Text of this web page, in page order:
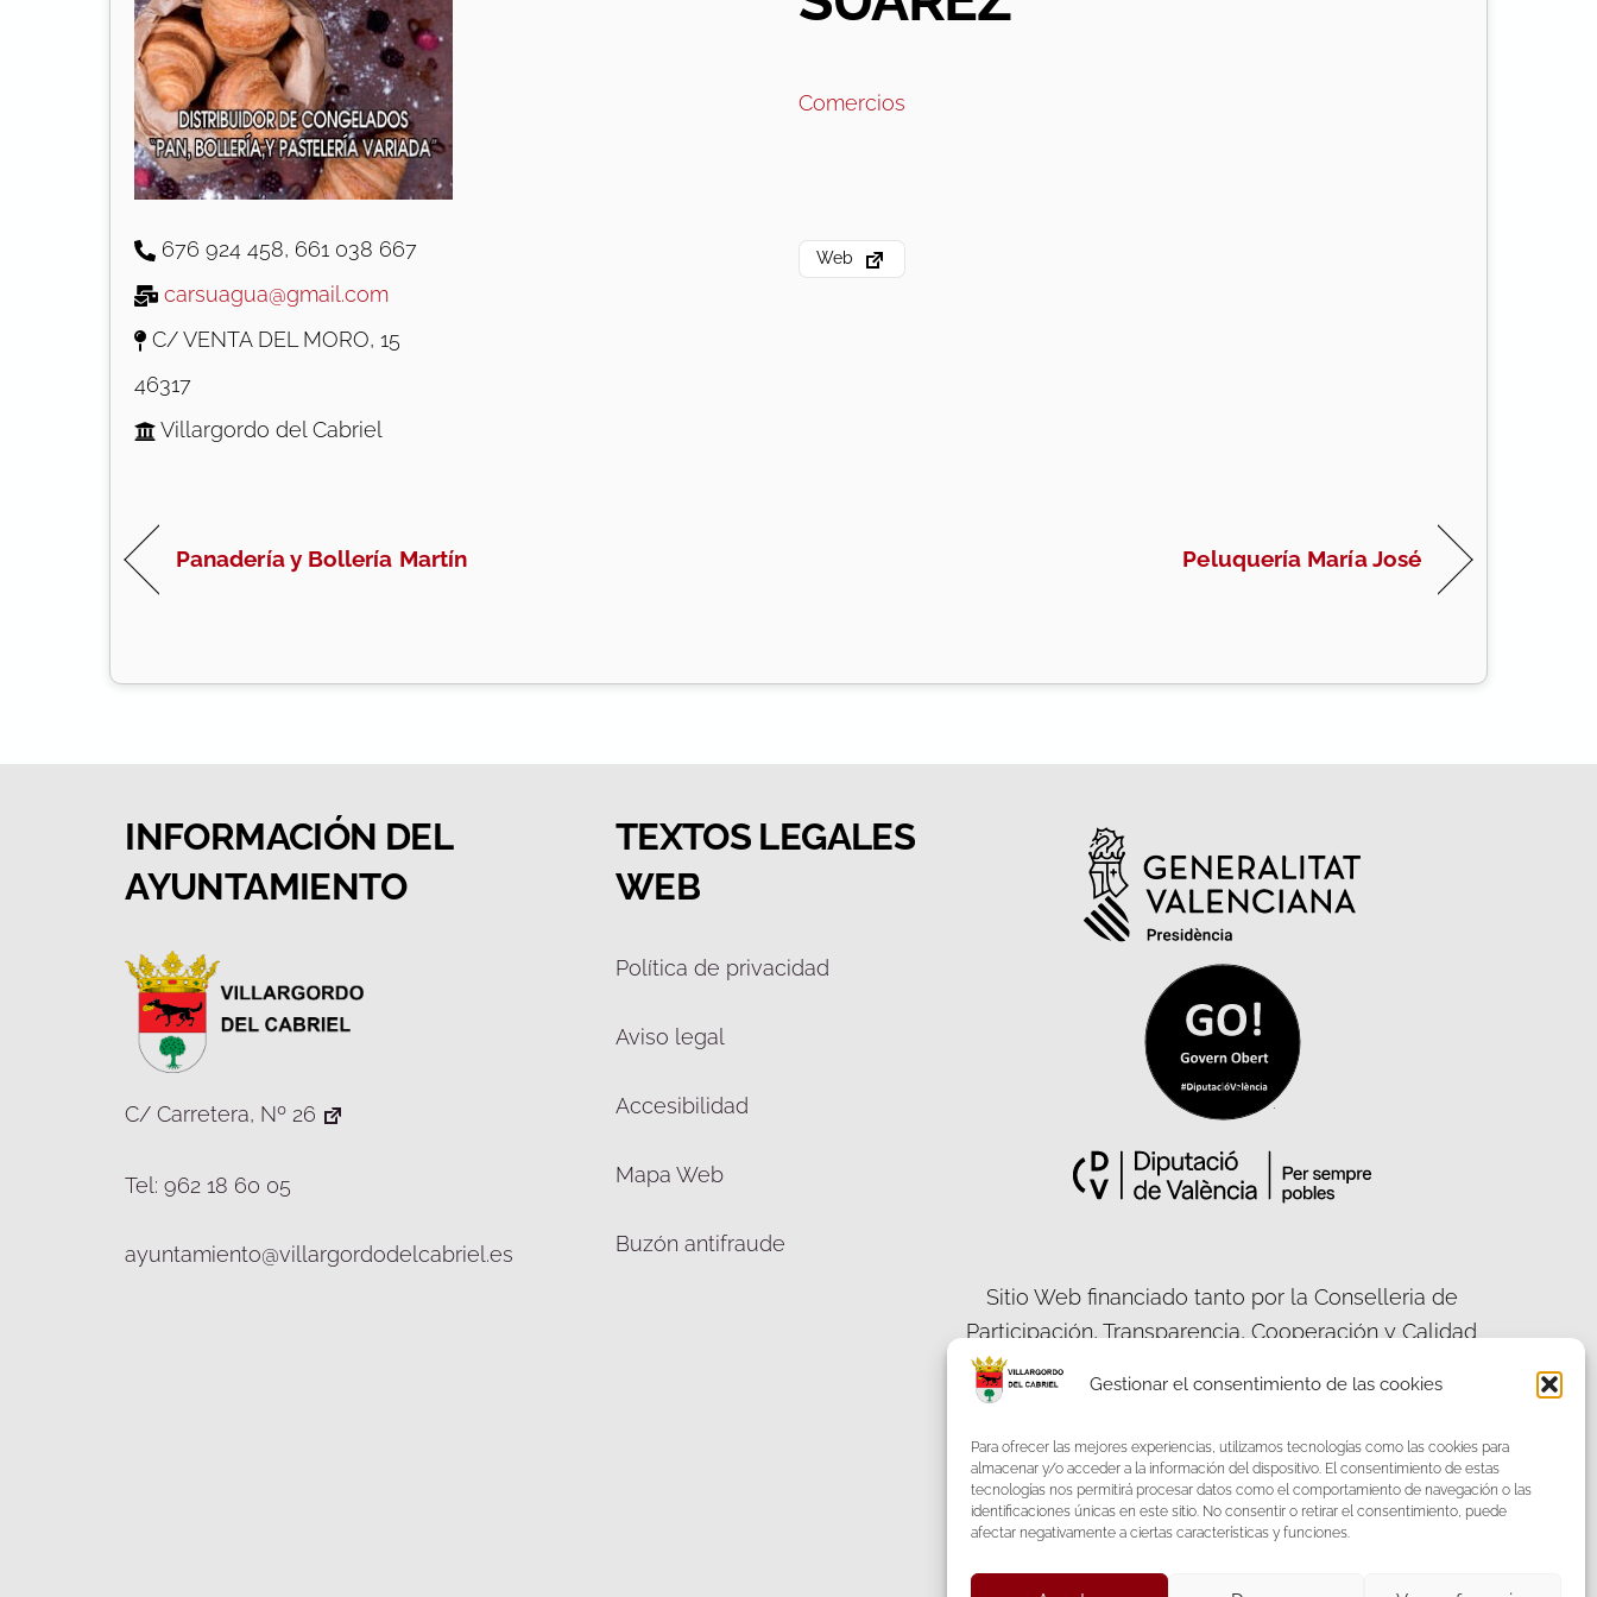
Gestionar el consentimiento de las cookies
Para ofrecer las mejores experiencias, utilizamos tecnologías como las cookies para
almacenar y/o acceder a la información del dispositivo. El consentimiento de estas
tecnologías nos permitirá procesar datos como el comportamiento de navegación o las
identificaciones únicas en este sitio. No consentir o retirar el consentimiento, puede
afectar negativamente a ciertas características y funciones.
Comercios
676 924 458, 661 038 667
carsuagua@gmail.com
C/ VENTA DEL MORO, 15
46317
Villargordo del Cabriel
Web
Panadería y Bollería Martín Peluquería María José
INFORMACIÓN DEL
AYUNTAMIENTO
C/ Carretera, Nº 26
Tel: 962 18 60 05
ayuntamiento@villargordodelcabriel.es
TEXTOS LEGALES
WEB
Política de privacidad
Aviso legal
Accesibilidad
Mapa Web
Buzón antifraude
Sitio Web financiado tanto por la Conselleria de
Participación, Transparencia, Cooperación y Calidad
Democrática, como por la Diputación Provincial de
Facebook Twitter